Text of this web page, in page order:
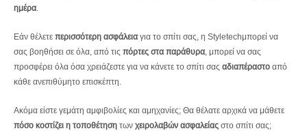
ημέρα
Εάν θέλετε περισσότερη ασφάλεια για το σπίτι σας, η Styletechμπορεί να
σας βοηθήσει σε όλα, από τις πόρτες στα παράθυρα , μπορεί να σας
προσφέρει όλα όσα χρειάζεστε για να κάνετε το σπίτι σας αδιαπέραστο από
κάθε ανεπιθύμητο επισκέπτη.
Ακόμα είστε γεμάτη αμφιβολίες και αμηχανίες; Θα θέλατε αρχικά να μάθετε
πόσο κοστίζει η τοποθέτηση των χειρολαβών ασφαλείας στο σπίτι σας;